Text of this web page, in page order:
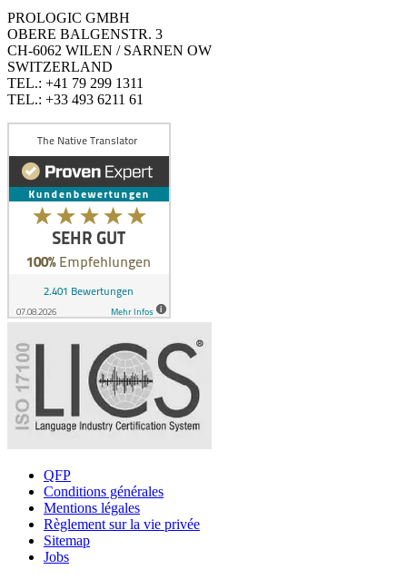
PROLOGIC GMBH
OBERE BALGENSTR. 3
CH-6062 WILEN / SARNEN OW
SWITZERLAND
TEL.: +41 79 299 1311
TEL.: +33 493 6211 61
QFP
Conditions générales
Mentions légales
Règlement sur la vie privée
Sitemap
Jobs